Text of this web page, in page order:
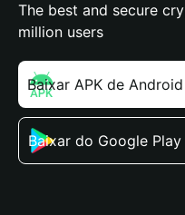
The best and secure
million users
Baixar APK de Android
Baixar do Google Play